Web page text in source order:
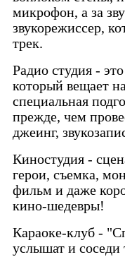
микрофон, а за
звукорежиссер,
трек.
Радио студия -
который вещает
специальная
прежде, чем
джеинг,
Киностудия -
герои, съемка,
фильм и даже
кино-шедевры!
Караоке-клуб -
услышат и соседи